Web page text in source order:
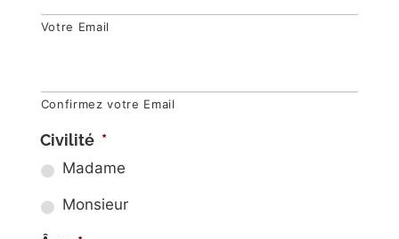
Votre Email
Confirmez votre Email
Civilité *
Madame
Monsieur